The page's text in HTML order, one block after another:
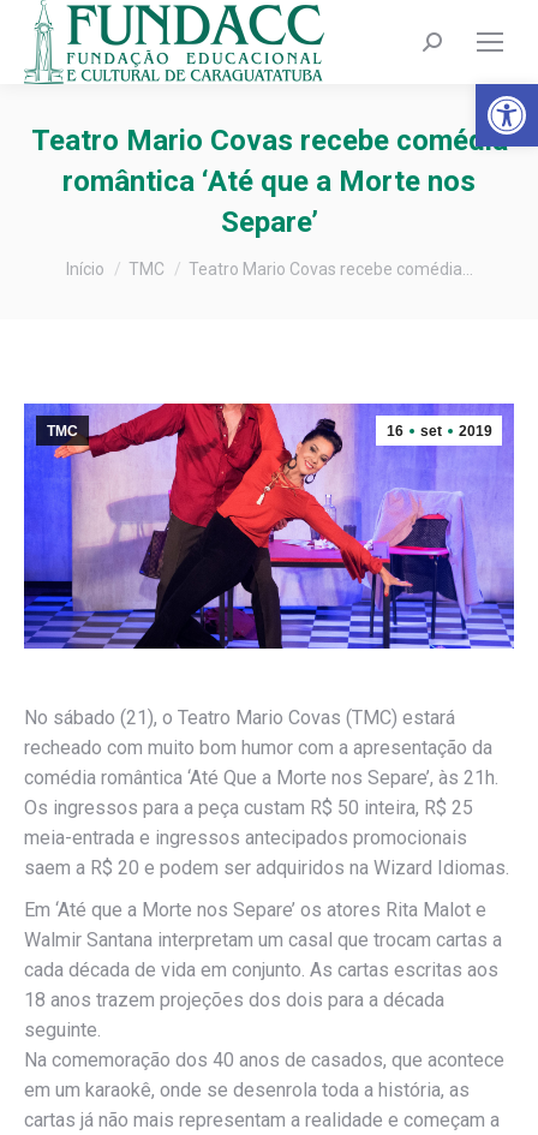
Barra de
Search:
Teatro Mario Covas recebe comédia
romântica ‘Até que a Morte nos
Separe’
Você está aqui:
Início TMC Teatro Mario Covas recebe comédia…
16 set 2019
TMC
No sábado (21), o Teatro Mario Covas (TMC) estará
recheado com muito bom humor com a apresentação da
comédia romântica ‘Até Que a Morte nos Separe’, às 21h.
Os ingressos para a peça custam R$ 50 inteira, R$ 25
meia-entrada e ingressos antecipados promocionais
saem a R$ 20 e podem ser adquiridos na Wizard Idiomas.
Em ‘Até que a Morte nos Separe’ os atores Rita Malot e
Walmir Santana interpretam um casal que trocam cartas a
cada década de vida em conjunto. As cartas escritas aos
18 anos trazem projeções dos dois para a década
seguinte.
Na comemoração dos 40 anos de casados, que acontece
em um karaokê, onde se desenrola toda a história, as
cartas já não mais representam a realidade e começam a